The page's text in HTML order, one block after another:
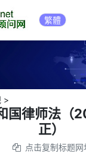
繁體
>
国律师法（
正）
点击复制标题网